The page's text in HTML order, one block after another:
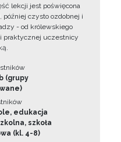
lekcji jest poświęcona
później czysto ozdobnej i
- od królewskiego
praktycznej uczestnicy
(grupy
edukacja
szkoła
(kl. 4-8)